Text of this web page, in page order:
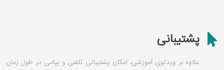
پشتیبانی
علاوه بر ویدئوی آموزشی، امکان پشتیبانی تلفنی و پیامی در طول زمان